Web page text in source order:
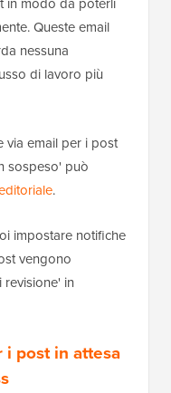
Queste email
nessuna
di lavoro più
via email per i post
sospeso' può
.
impostare notifiche
vengono
in
post in attesa